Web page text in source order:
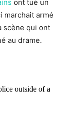
ont tué un
marchait armé
scène qui ont
au drame.
outside of a